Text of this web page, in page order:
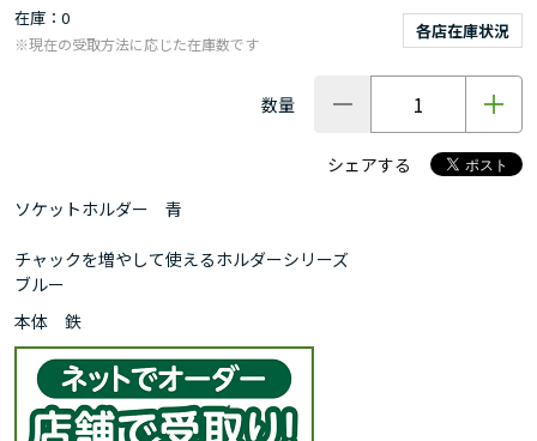
在庫 0
各店在庫状況
※現在の受取方法に応じた在庫数です
数量
シェアする
ソケットホルダー 青
チャックを増やして使えるホルダーシリーズ
ブルー
本体 鉄